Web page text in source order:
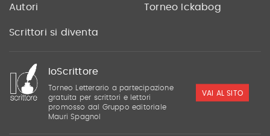
Autori Torneo Ickabog
Scrittori si diventa
IoScrittore
Torneo Letterario a partecipazione
gratuita per scrittori e lettori
promosso dal Gruppo editoriale
Mauri Spagnol
VAI AL SITO